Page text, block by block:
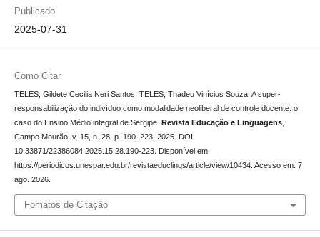
Publicado
2025-07-31
Como Citar
TELES, Gildete Cecilia Neri Santos; TELES, Thadeu Vinícius Souza. A super-
responsabilização do indivíduo como modalidade neoliberal de controle docente: o
caso do Ensino Médio integral de Sergipe. Revista Educação e Linguagens,
Campo Mourão, v. 15, n. 28, p. 190–223, 2025. DOI:
10.33871/22386084.2025.15.28.190-223. Disponível em:
https://periodicos.unespar.edu.br/revistaeduclings/article/view/10434. Acesso em: 7
ago. 2026.
Fomatos de Citação